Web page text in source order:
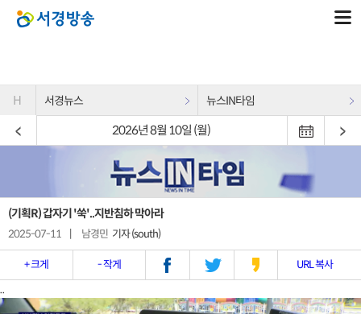
H 서경뉴스 뉴스IN타임
2026년 8월 10일 (월)
(기획R) 갑자기 '쑥'..지반침하 막아라
2025-07-11 남경민 기자 (south)
+ 크게 - 작게 URL 복사
..